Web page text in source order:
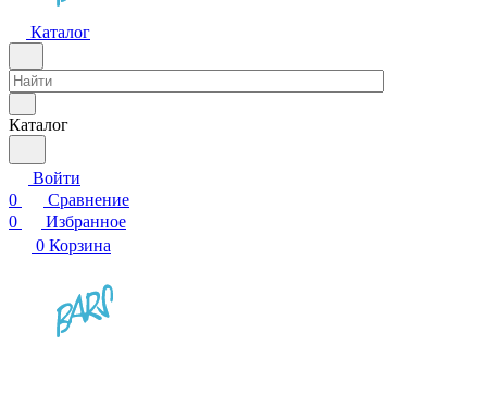
Каталог
Каталог
Войти
0
Сравнение
0
Избранное
0 Корзина